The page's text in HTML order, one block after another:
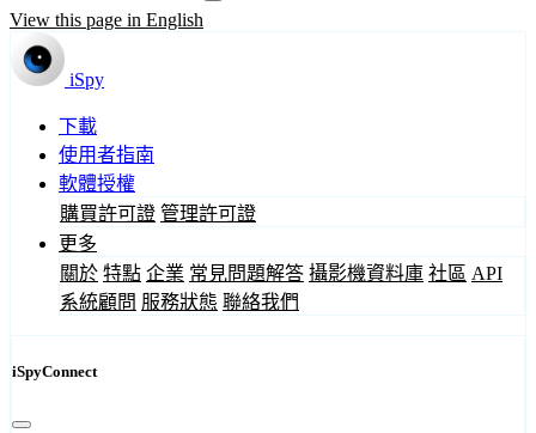
View this page in English
iSpy
下載
使用者指南
軟體授權
購買許可證 管理許可證
更多
關於 特點 企業 常見問題解答 攝影機資料庫 社區 API
系統顧問 服務狀態 聯絡我們
iSpyConnect